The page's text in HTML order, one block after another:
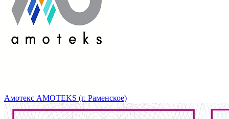
Амотекс AMOTEKS (г. Раменское)